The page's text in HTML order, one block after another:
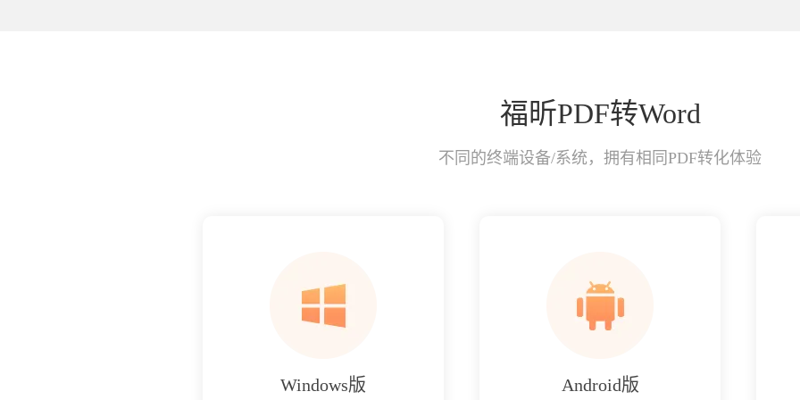
福昕PDF转Word
不同的终端设备/系统，拥有相同PDF转化体验
Windows版 Android版